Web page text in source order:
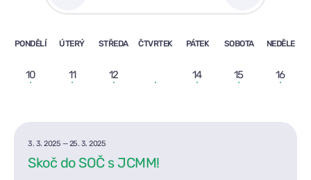
PONDĚLÍ ÚTERÝ STŘEDA ČTVRTEK PÁTEK SOBOTA NEDĚLE
10 11 12 14 15 16
3. 3. 2025 —25. 3. 2025
Skoč do SOČ s JCMM!